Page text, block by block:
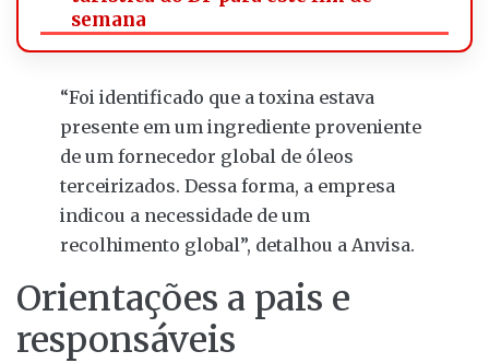
semana
“Foi identificado que a toxina estava
presente em um ingrediente proveniente
de um fornecedor global de óleos
terceirizados. Dessa forma, a empresa
indicou a necessidade de um
recolhimento global”, detalhou a Anvisa.
Orientações a pais e
responsáveis